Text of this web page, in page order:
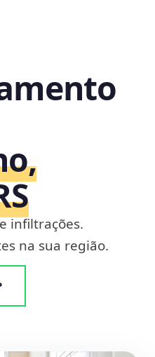
infiltrações.
na sua região.